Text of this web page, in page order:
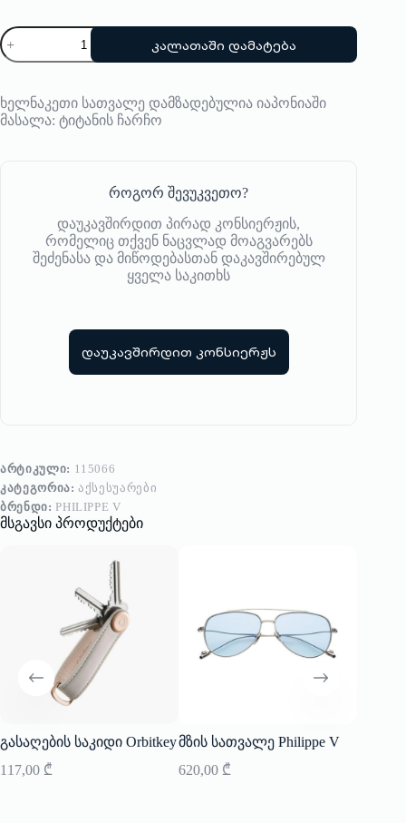
was:
671,00 ₾.
is:
536,00 ₾.
რაოდენობა:
ოპტიკური
სათვალე
V
კალათაში დამატება
ხელნაკეთი სათვალე დამზადებულია იაპონიაში
მასალა: ტიტანის ჩარჩო
როგორ შევუკვეთო?
დაუკავშირდით პირად კონსიერჟის,
რომელიც თქვენ ნაცვლად მოაგვარებს
შეძენასა და მიწოდებასთან დაკავშირებულ
ყველა საკითხს
დაუკავშირდით კონსიერჟს
ᲐᲠᲢᲘᲙᲣᲚᲘ: 115066
ᲙᲐᲢᲔᲒᲝᲠᲘᲐ:ᲐᲥᲡᲔᲡᲣᲐᲠᲔᲑᲘ
ᲑᲠᲔᲜᲓᲘ: PHILIPPE V
მსგავსი პროდუქტები
გასაღების საკიდი Orbitkey
117,00 ₾
მზის სათვალე Philippe V
620,00 ₾